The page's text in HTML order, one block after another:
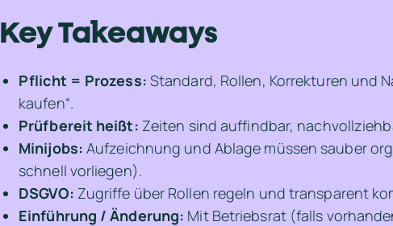
Key Takeaways
Pflicht = Prozess: Standard, Rollen, Korrekturen und
kaufen“.
Prüfbereit heißt: Zeiten sind auffindbar,
Minijobs: Aufzeichnung und Ablage müssen sauber
schnell vorliegen).
DSGVO: Zugriffe über Rollen regeln und transparent
Einführung / Änderung: Mit Betriebsrat (falls